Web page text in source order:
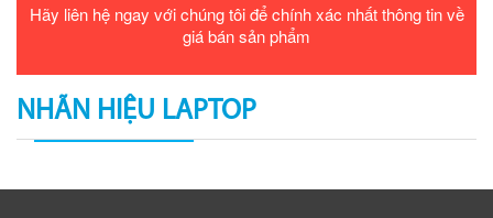
Hãy liên hệ ngay với chúng tôi để chính xác nhất thông tin về
giá bán sản phẩm
NHÃN HIỆU LAPTOP